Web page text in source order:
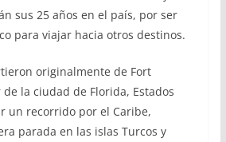
sus 25 años en el país, por ser
para viajar hacia otros destinos.
originalmente de Fort
la ciudad de Florida, Estados
un recorrido por el Caribe,
parada en las islas Turcos y